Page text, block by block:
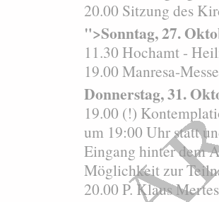
20.00 Sitzung des
">Sonntag, 27.
11.30 Hochamt -
19.00 Manresa-
Donnerstag, 31.
19.00 (!)
um 19:00 Uhr statt
Eingang hinter dem
Möglichkeit zur
20.00 P. Klaus